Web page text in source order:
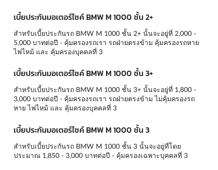
เบี้ยประกันมอเตอร์ไซค์ BMW M 1000 ชั้น 2+
สำหรับเบี้ยประกันรถ BMW M 1000 ชั้น 2+ นั้นจะอยู่ที่ 2,000 -
5,000 บาทต่อปี - คุ้มครองรถเรา รถฝ่ายตรงข้าม คุ้มครองรถหาย
ไฟไหม้ และ คุ้มครองบุคคลที่ 3
เบี้ยประกันมอเตอร์ไซค์ BMW M 1000 ชั้น 3+
สำหรับเบี้ยประกันรถ BMW M 1000 ชั้น 3+ นั้นจะอยู่ที่ 1,800 -
3,000 บาทต่อปี - คุ้มครองรถเรา รถฝ่ายตรงข้าม ไม่คุ้มครองรถ
หาย ไฟไหม้ และ คุ้มครองบุคคลที่ 3
เบี้ยประกันมอเตอร์ไซค์ BMW M 1000 ชั้น 3
สำหรับเบี้ยประกันรถ BMW M 1000 ชั้น 3 นั้นจะอยู่ที่โดย
ประมาณ 1,850 - 3,000 บาทต่อปี - คุ้มครองเฉพาะบุคคลที่ 3